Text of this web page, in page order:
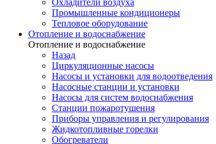
Охладители воздуха
Промышленные кондиционеры
Тепловое оборудование
Отопление и водоснабжение
Отопление и водоснабжение
Назад
Циркуляционные насосы
Насосы и установки для водоотведения
Насосные станции и установки
Насосы для систем водоснабжения
Станции пожаротушения
Приборы управления и регулирования
Жидкотопливные горелки
Обогреватели